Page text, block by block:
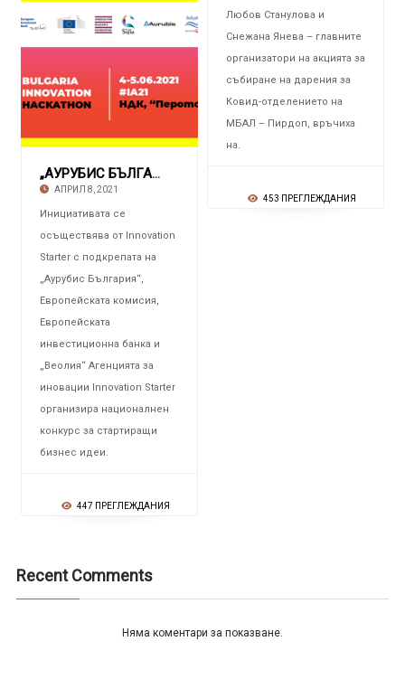
Любов Станулова и
Снежана Янева – главните
организатори на акцията за
събиране на дарения за
Ковид-отделението на
МБАЛ – Пирдоп, връчиха
на.
453 ПРЕГЛЕЖДАНИЯ
„АУРУБИС БЪЛГАРИЯ“ Започва „Академия за инов
АПРИЛ 8, 2021
Инициативата се
осъществява от Innovation
Starter с подкрепата на
„Аурубис България“,
Европейската комисия,
Европейската
инвестиционна банка и
„Веолия“ Агенцията за
иновации Innovation Starter
организира националнен
конкурс за стартиращи
бизнес идеи.
447 ПРЕГЛЕЖДАНИЯ
Recent Comments
Няма коментари за показване.